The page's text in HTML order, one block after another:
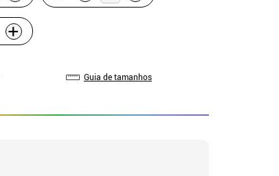
+
Guia de tamanhos